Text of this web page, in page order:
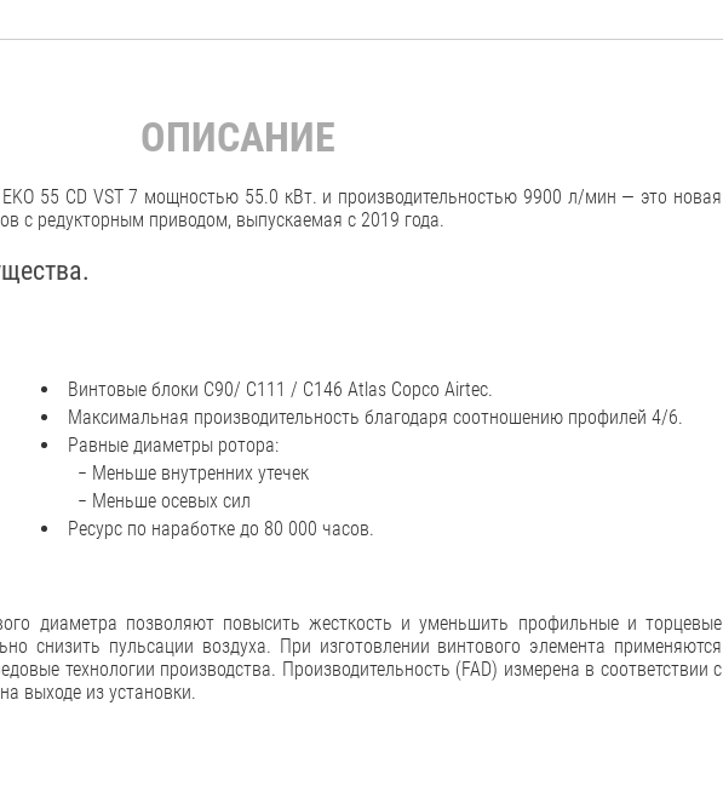
ОПИСАНИЕ
55 CD VST 7 мощностью 55.0 кВт. и производительностью 9900 л/мин — это новая
с редукторным приводом, выпускаемая с 2019 года.
Винтовые блоки C90/ C111 / C146 Atlas Copco Airtec.
Максимальная производительность благодаря соотношению профилей 4/6.
Равные диаметры ротора:
− Меньше внутренних утечек
− Меньше осевых сил
Ресурс по наработке до 80 000 часов.
диаметра позволяют повысить жесткость и уменьшить профильные и торцевые
снизить пульсации воздуха. При изготовлении винтового элемента применяются
технологии производства. Производительность (FAD) измерена в соответствии с
выходе из установки.